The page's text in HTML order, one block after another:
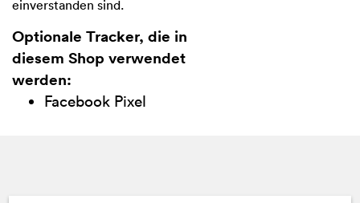
einverstanden sind.
Optionale Tracker, die in
diesem Shop verwendet
werden:
Facebook Pixel